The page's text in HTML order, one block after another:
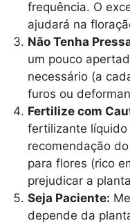
frequência. O
ajudará na
Não Tenha
um pouco
necessário (a
furos ou
Fertilize com
fertilizante líquido
recomendação
para flores (rico
prejudicar a
Seja Paciente:
depende da